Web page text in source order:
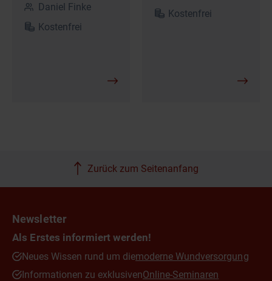
Daniel Finke
Kostenfrei
Kostenfrei
Zurück zum Seitenanfang
Newsletter
Als Erstes informiert werden!
Neues Wissen rund um diemoderne Wundversorgung
Informationen zu exklusivenOnline-Seminaren